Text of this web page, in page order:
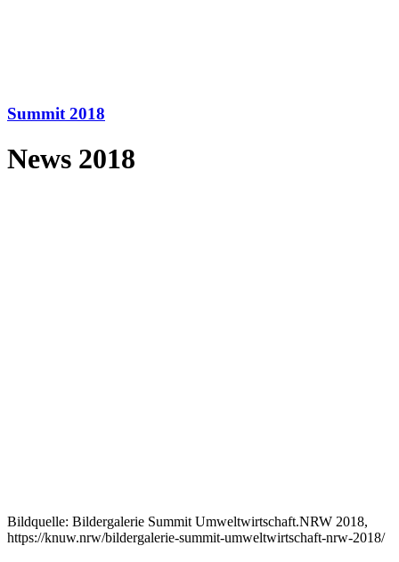
Summit 2018
News 2018
Bildquelle: Bildergalerie Summit Umweltwirtschaft.NRW 2018,
https://knuw.nrw/bildergalerie-summit-umweltwirtschaft-nrw-2018/